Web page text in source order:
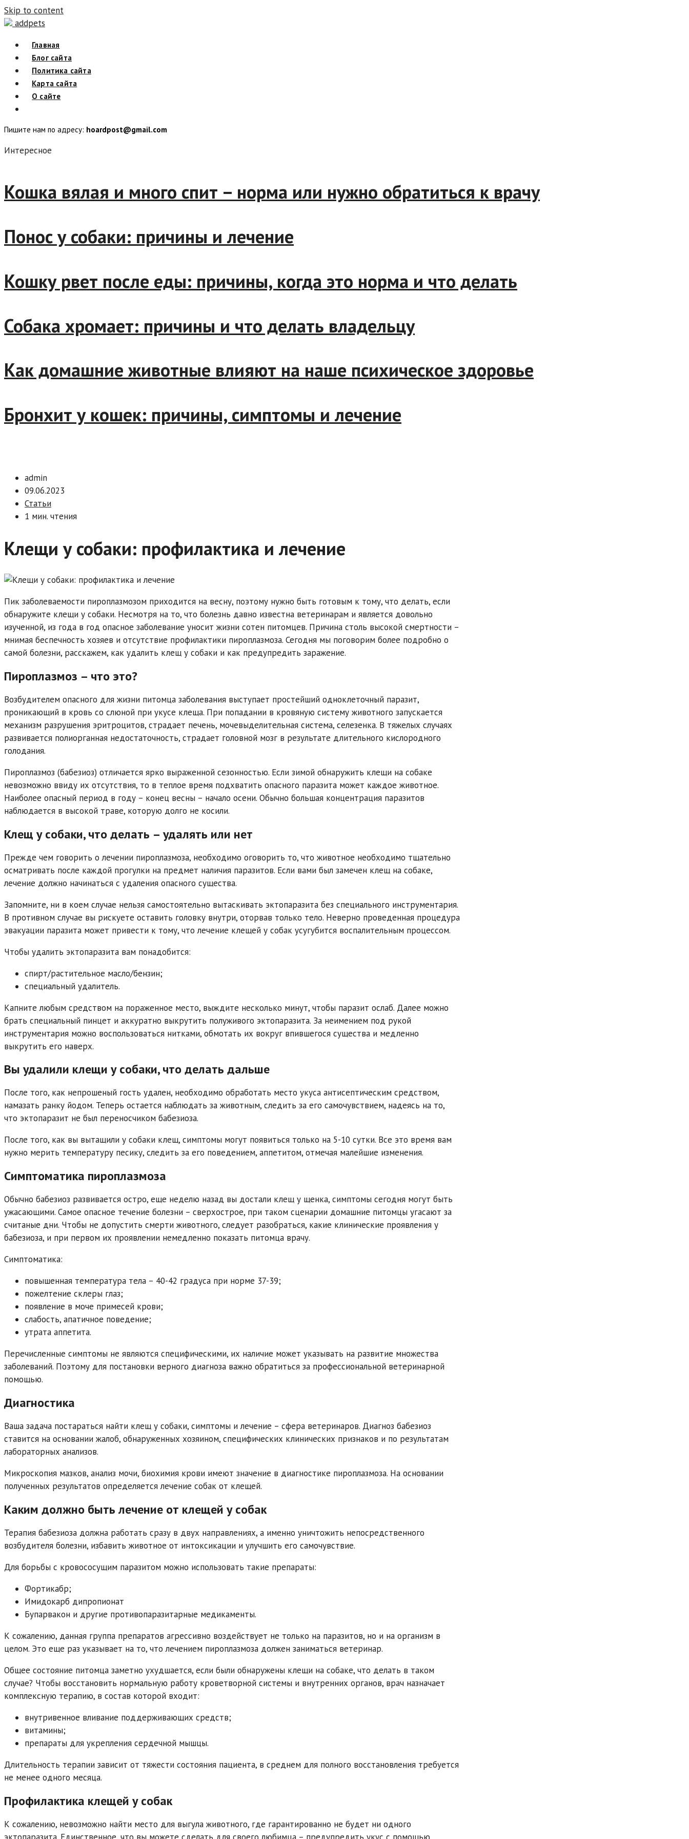
Skip to content
addpets
Главная
Блог сайта
Политика сайта
Карта сайта
О сайте
Пишите нам по адресу: hoardpost@gmail.com
Интересное
Кошка вялая и много спит – норма или нужно обратиться к врачу
Понос у собаки: причины и лечение
Кошку рвет после еды: причины, когда это норма и что делать
Собака хромает: причины и что делать владельцу
Как домашние животные влияют на наше психическое здоровье
Бронхит у кошек: причины, симптомы и лечение
admin
09.06.2023
Статьи
1 мин. чтения
Клещи у собаки: профилактика и лечение
Пик заболеваемости пироплазмозом приходится на весну, поэтому нужно быть готовым к тому, что делать, если
обнаружите клещи у собаки. Несмотря на то, что болезнь давно известна ветеринарам и является довольно
изученной, из года в год опасное заболевание уносит жизни сотен питомцев. Причина столь высокой смертности –
мнимая беспечность хозяев и отсутствие профилактики пироплазмоза. Сегодня мы поговорим более подробно о
самой болезни, расскажем, как удалить клещ у собаки и как предупредить заражение.
Пироплазмоз – что это?
Возбудителем опасного для жизни питомца заболевания выступает простейший одноклеточный паразит,
проникающий в кровь со слюной при укусе клеща. При попадании в кровяную систему животного запускается
механизм разрушения эритроцитов, страдает печень, мочевыделительная система, селезенка. В тяжелых случаях
развивается полиорганная недостаточность, страдает головной мозг в результате длительного кислородного
голодания.
Пироплазмоз (бабезиоз) отличается ярко выраженной сезонностью. Если зимой обнаружить клещи на собаке
невозможно ввиду их отсутствия, то в теплое время подхватить опасного паразита может каждое животное.
Наиболее опасный период в году – конец весны – начало осени. Обычно большая концентрация паразитов
наблюдается в высокой траве, которую долго не косили.
Клещ у собаки, что делать – удалять или нет
Прежде чем говорить о лечении пироплазмоза, необходимо оговорить то, что животное необходимо тщательно
осматривать после каждой прогулки на предмет наличия паразитов. Если вами был замечен клещ на собаке,
лечение должно начинаться с удаления опасного существа.
Запомните, ни в коем случае нельзя самостоятельно вытаскивать эктопаразита без специального инструментария.
В противном случае вы рискуете оставить головку внутри, оторвав только тело. Неверно проведенная процедура
эвакуации паразита может привести к тому, что лечение клещей у собак усугубится воспалительным процессом.
Чтобы удалить эктопаразита вам понадобится:
спирт/растительное масло/бензин;
специальный удалитель.
Капните любым средством на пораженное место, выждите несколько минут, чтобы паразит ослаб. Далее можно
брать специальный пинцет и аккуратно выкрутить полуживого эктопаразита. За неимением под рукой
инструментария можно воспользоваться нитками, обмотать их вокруг впившегося существа и медленно
выкрутить его наверх.
Вы удалили клещи у собаки, что делать дальше
После того, как непрошеный гость удален, необходимо обработать место укуса антисептическим средством,
намазать ранку йодом. Теперь остается наблюдать за животным, следить за его самочувствием, надеясь на то,
что эктопаразит не был переносчиком бабезиоза.
После того, как вы вытащили у собаки клещ, симптомы могут появиться только на 5-10 сутки. Все это время вам
нужно мерить температуру песику, следить за его поведением, аппетитом, отмечая малейшие изменения.
Симптоматика пироплазмоза
Обычно бабезиоз развивается остро, еще неделю назад вы достали клещ у щенка, симптомы сегодня могут быть
ужасающими. Самое опасное течение болезни – сверхострое, при таком сценарии домашние питомцы угасают за
считаные дни. Чтобы не допустить смерти животного, следует разобраться, какие клинические проявления у
бабезиоза, и при первом их проявлении немедленно показать питомца врачу.
Симптоматика:
повышенная температура тела – 40-42 градуса при норме 37-39;
пожелтение склеры глаз;
появление в моче примесей крови;
слабость, апатичное поведение;
утрата аппетита.
Перечисленные симптомы не являются специфическими, их наличие может указывать на развитие множества
заболеваний. Поэтому для постановки верного диагноза важно обратиться за профессиональной ветеринарной
помощью.
Диагностика
Ваша задача постараться найти клещ у собаки, симптомы и лечение – сфера ветеринаров. Диагноз бабезиоз
ставится на основании жалоб, обнаруженных хозяином, специфических клинических признаков и по результатам
лабораторных анализов.
Микроскопия мазков, анализ мочи, биохимия крови имеют значение в диагностике пироплазмоза. На основании
полученных результатов определяется лечение собак от клещей.
Каким должно быть лечение от клещей у собак
Терапия бабезиоза должна работать сразу в двух направлениях, а именно уничтожить непосредственного
возбудителя болезни, избавить животное от интоксикации и улучшить его самочувствие.
Для борьбы с кровососущим паразитом можно использовать такие препараты:
Фортикабр;
Имидокарб дипропионат
Бупарвакон и другие противопаразитарные медикаменты.
К сожалению, данная группа препаратов агрессивно воздействует не только на паразитов, но и на организм в
целом. Это еще раз указывает на то, что лечением пироплазмоза должен заниматься ветеринар.
Общее состояние питомца заметно ухудшается, если были обнаружены клещи на собаке, что делать в таком
случае? Чтобы восстановить нормальную работу кроветворной системы и внутренних органов, врач назначает
комплексную терапию, в состав которой входит:
внутривенное вливание поддерживающих средств;
витамины;
препараты для укрепления сердечной мышцы.
Длительность терапии зависит от тяжести состояния пациента, в среднем для полного восстановления требуется
не менее одного месяца.
Профилактика клещей у собак
К сожалению, невозможно найти место для выгула животного, где гарантированно не будет ни одного
эктопаразита. Единственное, что вы можете сделать для своего любимца – предупредить укус с помощью